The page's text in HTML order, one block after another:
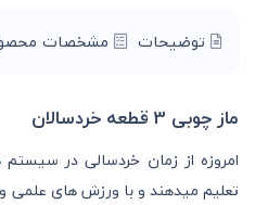
توضیحات مشخصات
ماز چوبی 3 قطعه خردسالان
امروزه از زمان خردسالی در
تعلیم میدهند و با ورزش های